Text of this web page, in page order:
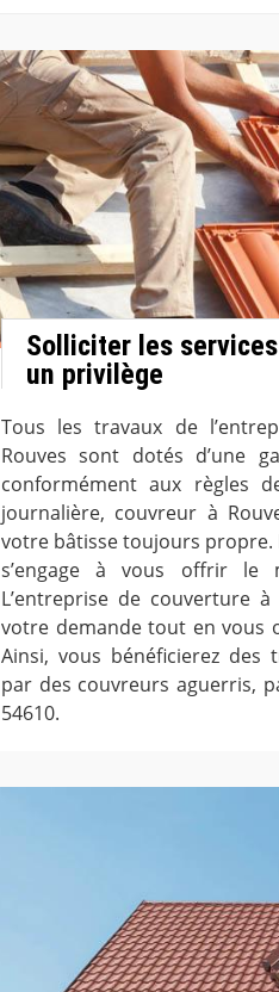
Solliciter les
un privilège
Tous les travaux de
Rouves sont dotés d’une
conformément aux règles
journalière, couvreur à
votre bâtisse toujours propre.
s’engage à vous offrir le
L’entreprise de couverture
votre demande tout en vous
Ainsi, vous bénéficierez des
par des couvreurs aguerris,
54610.